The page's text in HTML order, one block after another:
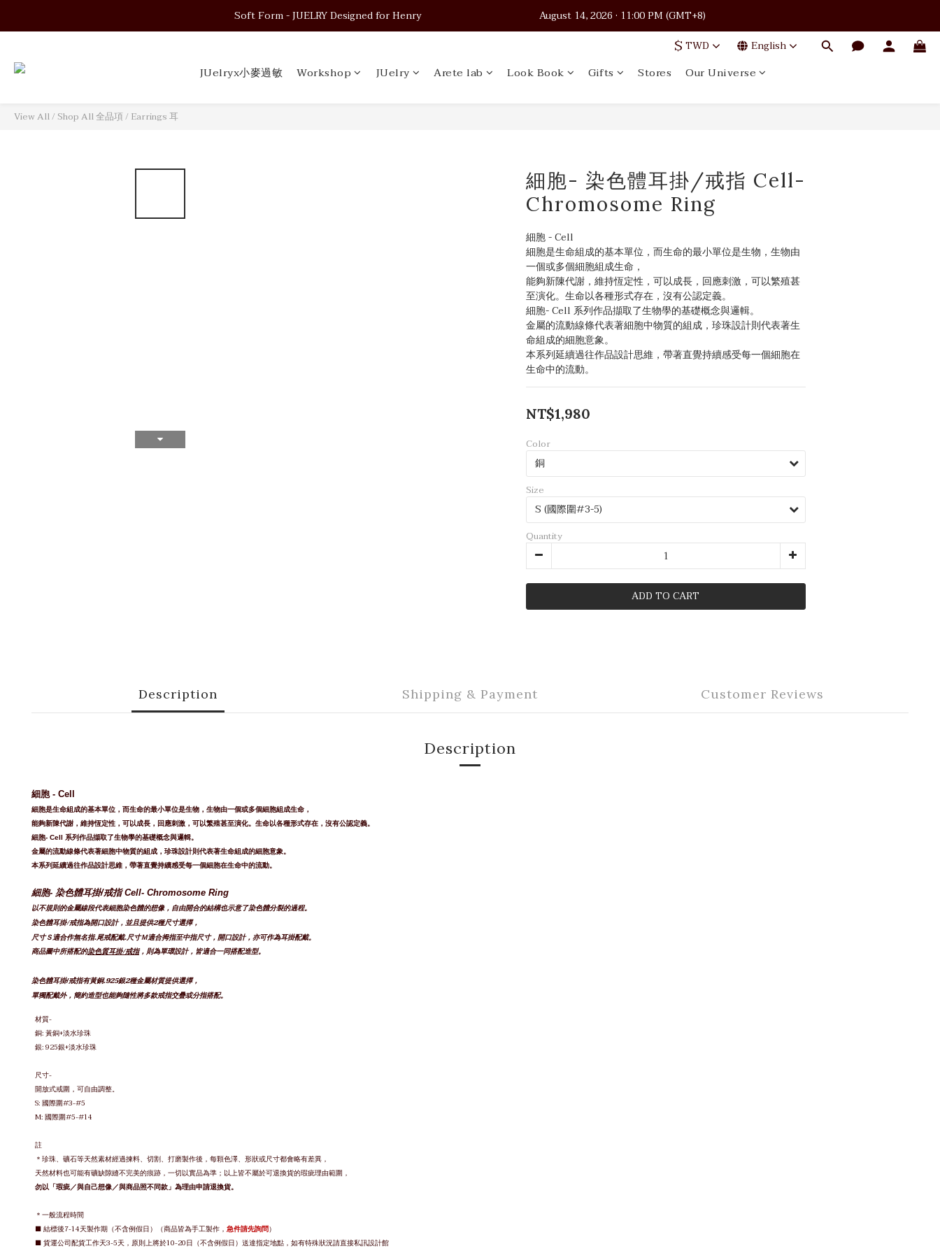
Soft Form - JUELRY Designed for Henry                                          August 14, 2026 · 11:00 PM (GMT+8)
Soft Form - JUELRY Designed for Henry                                          August 14, 2026 · 11:00 PM (GMT+8)
Soft Form - JUELRY Designed for Henry                                          August 14, 2026 · 11:00 PM (GMT+8)
$ TWD English
JUelryx小麥過敏 Workshop JUelry Arete lab Look Book Gifts Stores Our Universe
View All/ Shop All 全品項/ Earrings 耳
細胞- 染色體耳掛/戒指 Cell-
Chromosome Ring
細胞 - Cell
細胞是生命組成的基本單位，而生命的最小單位是生物，生物由
一個或多個細胞組成生命，
能夠新陳代謝，維持恆定性，可以成長，回應刺激，可以繁殖甚
至演化。生命以各種形式存在，沒有公認定義。
細胞- Cell 系列作品擷取了生物學的基礎概念與邏輯。
金屬的流動線條代表著細胞中物質的組成，珍珠設計則代表著生
命組成的細胞意象。
本系列延續過往作品設計思維，帶著直覺持續感受每一個細胞在
生命中的流動。
NT$1,980
Color
Size
Quantity
ADD TO CART
Description Shipping & Payment Customer Reviews
Description
細胞 - Cell
細胞是生命組成的基本單位，而生命的最小單位是生物，生物由一個或多個細胞組成生命，
能夠新陳代謝，維持恆定性，可以成長，回應刺激，可以繁殖甚至演化。生命以各種形式存在，沒有公認定義。
細胞- Cell 系列作品擷取了生物學的基礎概念與邏輯。
金屬的流動線條代表著細胞中物質的組成，珍珠設計則代表著生命組成的細胞意象。
本系列延續過往作品設計思維，帶著直覺持續感受每一個細胞在生命中的流動。
細胞- 染色體耳掛/戒指 Cell- Chromosome Ring
以不規則的金屬線段代表細胞染色體的想像， 自由開合的結構也示意了染色體分裂的過程。
染色體耳掛/戒指為開口設計，並且提供2種尺寸選擇，
尺寸Ｓ適合作無名指.尾戒配戴.尺寸Ｍ適合拇指至中指尺寸，開口設計，亦可作為耳掛配戴。
商品圖中所搭配的染色質耳掛/戒指，則為單環設計，皆適合一同搭配造型。
染色體耳掛/戒指有黃銅.925銀2種金屬材質提供選擇，
單獨配戴外，簡約造型也能夠隨性將多款戒指交疊或分指搭配。
材質-
銅: 黃銅+淡水珍珠
銀: 925銀+淡水珍珠
尺寸-
開放式戒圍， 可自由調整。
S:國際圍#3-#5
M:國際圍#5-#14
註
＊珍珠、礦石等天然素材經過揀料、切割、打磨製作後，每顆色澤、形狀或尺寸都會略有差異，
天然材料也可能有礦缺隙縫不完美的痕跡， 一切以實品為準； 以上皆不屬於可退換貨的瑕疵理由範圍，
勿以「瑕疵／與自己想像／與商品照不同款」為理由申請退換貨。
＊一般流程時間
■ 結標後7-14天製作期（不含例假日）（商品皆為手工製作， 急件請先詢問）
■ 貨運公司配貨工作天3-5天，原則上將於10-20日（不含例假日）送達指定地點，如有特殊狀況請直接私訊設計館